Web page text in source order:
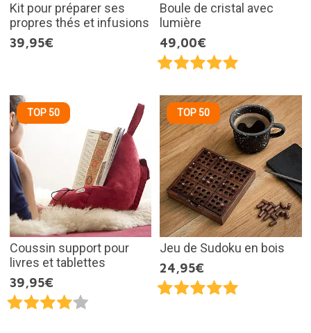
Kit pour préparer ses
propres thés et infusions
39,95€
Boule de cristal avec
lumière
49,00€
TOP 50
Coussin support pour
livres et tablettes
39,95€
TOP 50
Jeu de Sudoku en bois
24,95€